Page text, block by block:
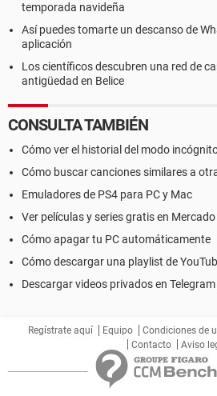
temporada navideña
Así puedes tomarte un descanso de
aplicación
Los científicos descubren una red de
antigüedad en Belice
CONSULTA TAMBIÉN
Cómo ver el historial del modo
Cómo buscar canciones similares a
Emuladores de PS4 para PC y Mac
Ver películas y series gratis en
Cómo apagar tu PC automáticamente
Cómo descargar una playlist de
Descargar videos privados en Telegram
Regístrate aquí Equipo Condiciones de
Contacto
Aviso